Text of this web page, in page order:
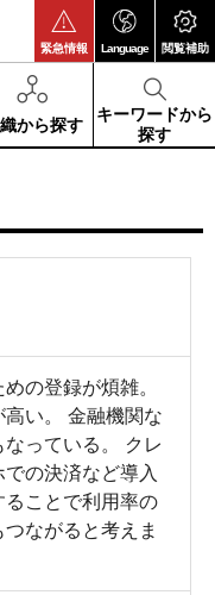
緊急情報 Language 閲覧補助
から探す
キーワードから
探す
の登録が煩雑。
い。 金融機関な
っている。 クレ
の決済など導入
ることで利用率の
ながると考えま